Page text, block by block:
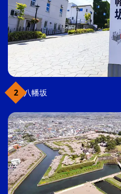
八幡坂